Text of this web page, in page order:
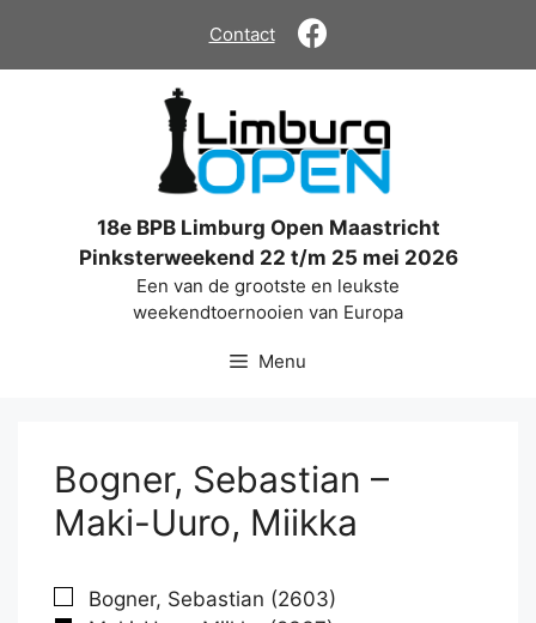
de
Contact
18e BPB Limburg Open Maastricht
Pinksterweekend 22 t/m 25 mei 2026
Een van de grootste en leukste
weekendtoernooien van Europa
Menu
Bogner, Sebastian –
Maki-Uuro, Miikka
Bogner, Sebastian (2603)